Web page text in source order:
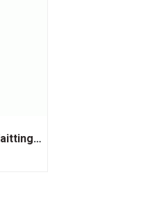
Rượu Vang Sủi Champagne Taittinger Prelude Grands Crus Brut